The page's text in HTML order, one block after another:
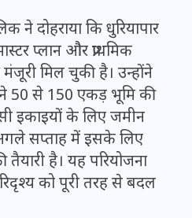
दोहराया कि धुरियापार
प्लान और प्राथमिक
मिल चुकी है। उन्होंने
50 से 150 एकड़ भूमि की
इकाइयों के लिए जमीन
सप्ताह में इसके लिए
है। यह परियोजना
को पूरी तरह से बदल